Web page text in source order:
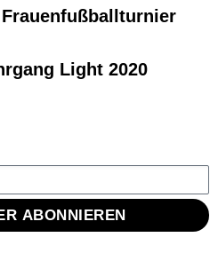
Light 2020
ABONNIEREN